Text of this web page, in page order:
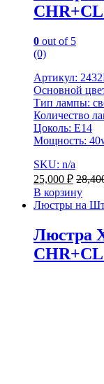
0 out of 5
(0)
Артикул:
Основной
Тип лампы:
Количество
Цоколь: E14
Мощность:
SKU: n/a
25,000 ₽
В корзину
Люстры на
Люстра